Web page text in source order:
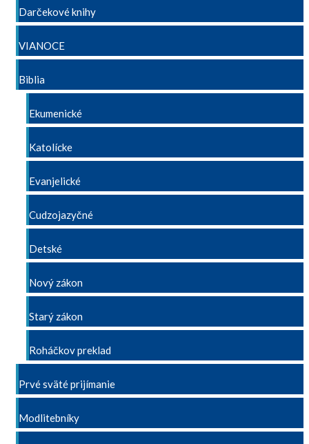
Darčekové knihy
VIANOCE
Biblia
Ekumenické
Katolícke
Evanjelické
Cudzojazyčné
Detské
Nový zákon
Starý zákon
Roháčkov preklad
Prvé sväté prijímanie
Modlitebníky